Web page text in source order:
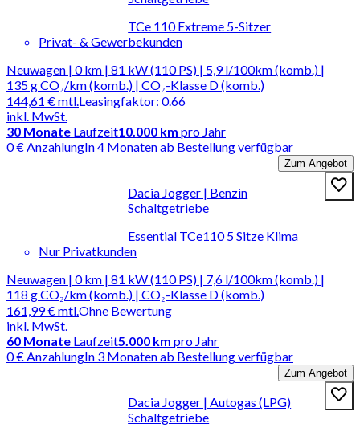
TCe 110 Extreme 5-Sitzer
Privat- & Gewerbekunden
Neuwagen | 0 km | 81 kW (110 PS) | 5,9 l/100km (komb.) |
135 g CO₂/km (komb.) | CO₂-Klasse D (komb.)
144,61 €mtl.
inkl. MwSt.
Leasingfaktor: 0.66
30 Monate Laufzeit10.000 km pro Jahr
0 € AnzahlungIn 4 Monaten ab Bestellung verfügbar
Zum Angebot
Dacia Jogger | Benzin
Schaltgetriebe
Essential TCe110 5 Sitze Klima
Nur Privatkunden
Neuwagen | 0 km | 81 kW (110 PS) | 7,6 l/100km (komb.) |
118 g CO₂/km (komb.) | CO₂-Klasse D (komb.)
161,99 €mtl.
inkl. MwSt.
Ohne Bewertung
60 Monate Laufzeit5.000 km pro Jahr
0 € AnzahlungIn 3 Monaten ab Bestellung verfügbar
Zum Angebot
Dacia Jogger | Autogas (LPG)
Schaltgetriebe